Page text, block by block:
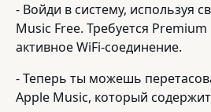
- Войди в систему, используя
Music Free. Требуется
активное WiFi-соединение.
- Теперь ты можешь
Apple Music, который